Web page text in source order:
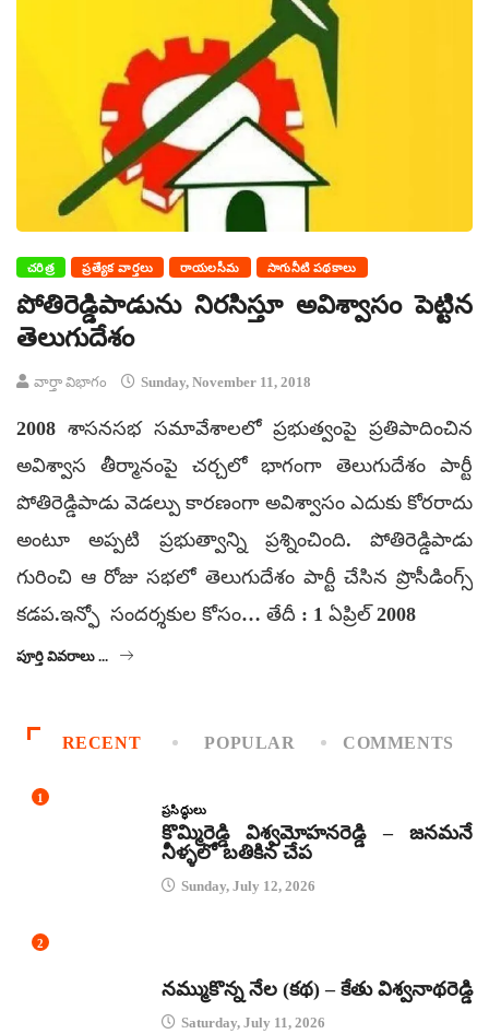
చరిత్ర ప్రత్యేక వార్తలు రాయలసీమ సాగునీటి పథకాలు
పోతిరెడ్డిపాడును నిరసిస్తూ అవిశ్వాసం పెట్టిన
తెలుగుదేశం
వార్తా విభాగం Sunday, November 11, 2018
2008 శాసనసభ సమావేశాలలో ప్రభుత్వంపై ప్రతిపాదించిన
అవిశ్వాస తీర్మానంపై చర్చలో భాగంగా తెలుగుదేశం పార్టీ
పోతిరెడ్డిపాడు వెడల్పు కారణంగా అవిశ్వాసం ఎదుకు కోరరాదు
అంటూ అప్పటి ప్రభుత్వాన్ని ప్రశ్నించింది. పోతిరెడ్డిపాడు
గురించి ఆ రోజు సభలో తెలుగుదేశం పార్టీ చేసిన ప్రొసీడింగ్స్
కడప.ఇన్ఫో సందర్శకుల కోసం… తేదీ : 1 ఏప్రిల్ 2008
పూర్తి వివరాలు ...
RECENT POPULAR COMMENTS
1
ప్రసిద్ధులు
కొమ్మిరెడ్డి విశ్వమోహనరెడ్డి – జనమనే
నీళ్ళలో బతికిన చేప
Sunday, July 12, 2026
2
నమ్ముకొన్న నేల (కథ) – కేతు విశ్వనాథరెడ్డి
Saturday, July 11, 2026